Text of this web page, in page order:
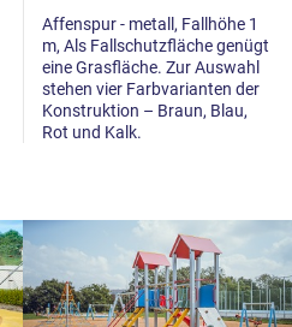
Affenspur - metall, Fallhöhe 1
m, Als Fallschutzfläche genügt
eine Grasfläche. Zur Auswahl
stehen vier Farbvarianten der
Konstruktion – Braun, Blau,
Rot und Kalk.